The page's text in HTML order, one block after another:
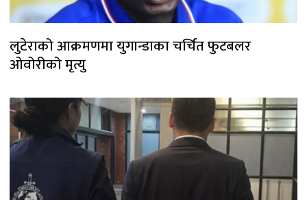
लुटेराको आक्रमणमा युगान्डाका चर्चित फुटबलर
ओवोरीको मृत्यु